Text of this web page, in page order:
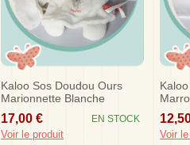
Kaloo Sos Doudou Ours
Marionnette Blanche
Imagine Brille Dans Le Noir
17,00 € EN STOCK
Voir le produit Voir